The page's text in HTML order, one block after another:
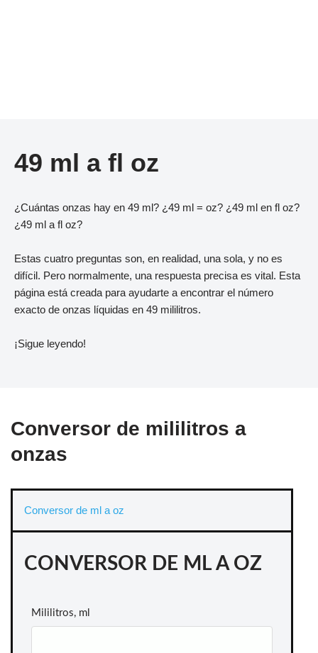
49 ml a fl oz
¿Cuántas onzas hay en 49 ml? ¿49 ml = oz? ¿49 ml en fl oz?
¿49 ml a fl oz?
Estas cuatro preguntas son, en realidad, una sola, y no es
difícil. Pero normalmente, una respuesta precisa es vital. Esta
página está creada para ayudarte a encontrar el número
exacto de onzas líquidas en 49 mililitros.
¡Sigue leyendo!
Conversor de mililitros a
onzas
Conversor de ml a oz
CONVERSOR DE ML A OZ
Mililitros, ml